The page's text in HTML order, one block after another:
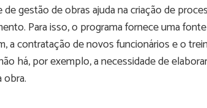
gestão de obras ajuda na criação de
Para isso, o programa fornece uma
a contratação de novos funcionários e o
há, por exemplo, a necessidade de
obra.